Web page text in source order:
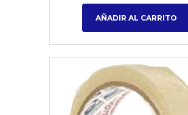
AÑADIR AL CARRITO